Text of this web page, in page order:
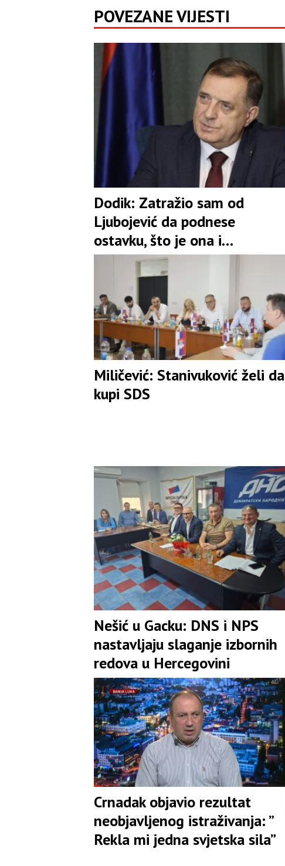
POVEZANE VIJESTI
Dodik: Zatražio sam od
Ljubojević da podnese
ostavku, što je ona i
prihvatila
Miličević: Stanivuković želi da
kupi SDS
Nešić u Gacku: DNS i NPS
nastavljaju slaganje izbornih
redova u Hercegovini
Crnadak objavio rezultat
neobjavljenog istraživanja: ”
Rekla mi jedna svjetska sila”